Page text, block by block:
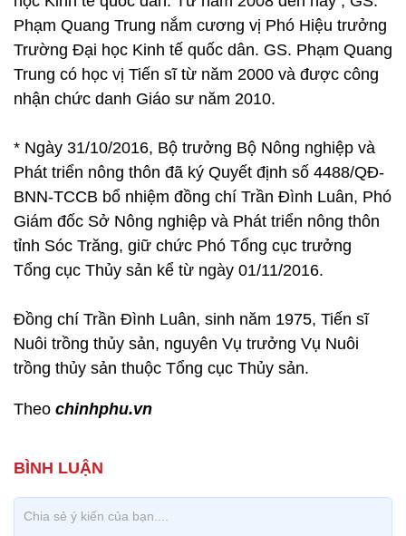
Phạm Quang Trung nắm cương vị Phó Hiệu trưởng
Trường Đại học Kinh tế quốc dân. GS. Phạm Quang
Trung có học vị Tiến sĩ từ năm 2000 và được công
nhận chức danh Giáo sư năm 2010.
* Ngày 31/10/2016, Bộ trưởng Bộ Nông nghiệp và
Phát triển nông thôn đã ký Quyết định số 4488/QĐ-
BNN-TCCB bổ nhiệm đồng chí Trần Đình Luân, Phó
Giám đốc Sở Nông nghiệp và Phát triển nông thôn
tỉnh Sóc Trăng, giữ chức Phó Tổng cục trưởng
Tổng cục Thủy sản kể từ ngày 01/11/2016.
Đồng chí Trần Đình Luân, sinh năm 1975, Tiến sĩ
Nuôi trồng thủy sản, nguyên Vụ trưởng Vụ Nuôi
trồng thủy sản thuộc Tổng cục Thủy sản.
Theo chinhphu.vn